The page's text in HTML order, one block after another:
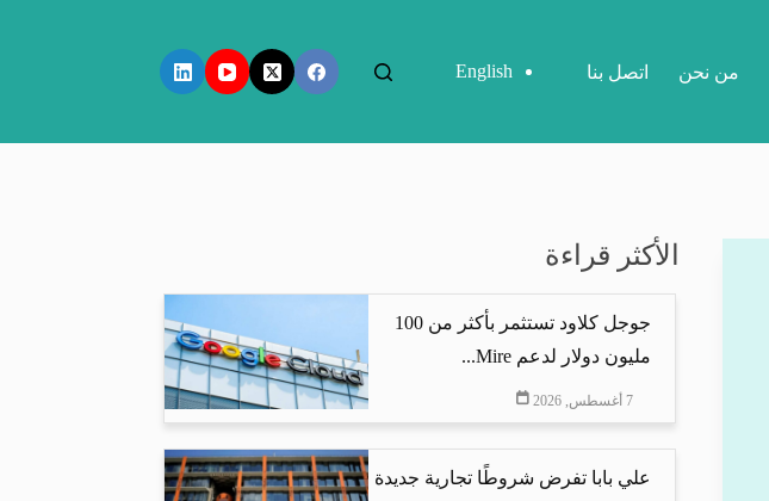
من نحن اتصل بنا English
الأكثر قراءة
جوجل كلاود تستثمر بأكثر من 100
مليون دولار لدعم Mire...
7 أغسطس, 2026
علي بابا تفرض شروطًا تجارية جديدة